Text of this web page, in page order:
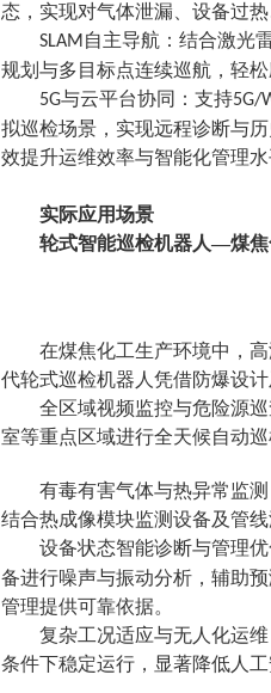
态，实现对气体泄漏、设备过
SLAM 自主导航：结合激光
规划与多目标点连续巡航，轻
5G与云平台协同：支持5G/
拟巡检场景，实现远程诊断与
效提升运维效率与智能化管理水
实际应用场景
轮式智能巡检机器人—煤焦
在煤焦化工生产环境中，
代轮式巡检机器人凭借防爆设
全区域视频监控与危险源
室等重点区域进行全天候自动
有毒有害气体与热异常监
结合热成像模块监测设备及管
设备状态智能诊断与管理
备进行噪声与振动分析，辅助
管理提供可靠依据。
复杂工况适应与无人化运
条件下稳定运行，显著降低人